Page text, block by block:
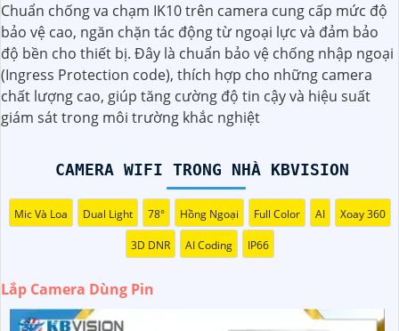
Camera Quan Sát Dùng Pin chính hãng là giải pháp an
ninh tiện lợi và hiệu quả cho gia đình và văn phòng cửa
hàng, với thiết kế nhỏ gọn, dễ dàng lắp đặt ở mọi vị trí mà
không cần dây nguồn, camera tích hợp công nghệ mới pin
bền bỉ đảm bảo hoạt động liên tục giá rẻ.
Chuẩn chống va chạm IK10 trên camera cung cấp mức độ
bảo vệ cao, ngăn chặn tác động từ ngoại lực và đảm bảo
độ bền cho thiết bị. Đây là chuẩn bảo vệ chống nhập ngoại
(Ingress Protection code), thích hợp cho những camera
chất lượng cao, giúp tăng cường độ tin cậy và hiệu suất
giám sát trong môi trường khắc nghiệt
CAMERA WIFI TRONG NHÀ KBVISION
Mic Và Loa Dual Light 78° Hồng Ngoại Full Color AI Xoay 360
3D DNR AI Coding IP66
Lắp Camera Dùng Pin